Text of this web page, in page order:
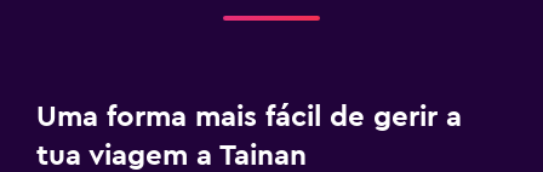
Uma forma mais fácil de gerir a
tua viagem a Tainan